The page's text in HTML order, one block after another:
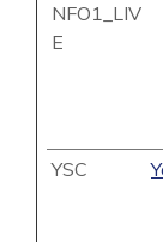
NFO1_LIV
E
YSC